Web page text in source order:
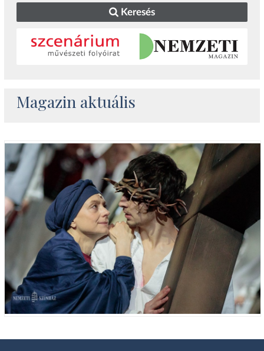
Keresés
Magazin aktuális